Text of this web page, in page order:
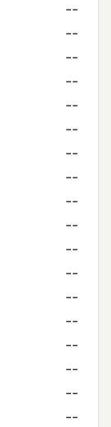
--
--
--
--
--
--
--
--
--
--
--
--
--
--
--
--
--
--